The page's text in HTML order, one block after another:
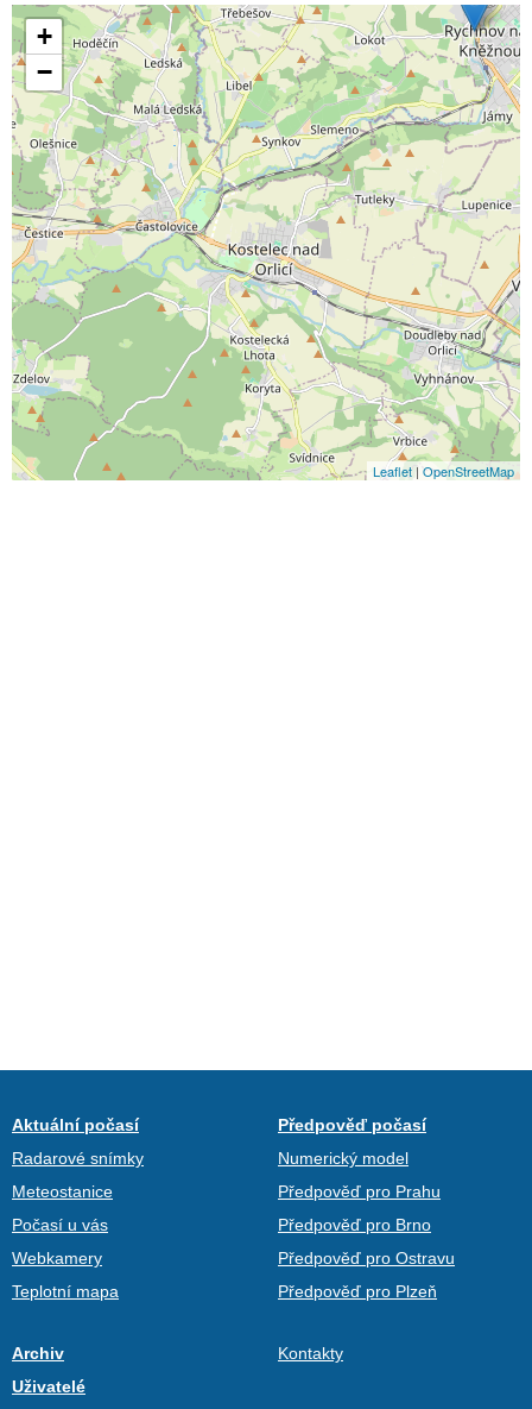
+
−
Leaflet| OpenStreetMap
Aktuální počasí
Radarové snímky
Meteostanice
Počasí u vás
Webkamery
Teplotní mapa
Předpověď počasí
Numerický model
Předpověď pro Prahu
Předpověď pro Brno
Předpověď pro Ostravu
Předpověď pro Plzeň
Archiv
Uživatelé
Kontakty